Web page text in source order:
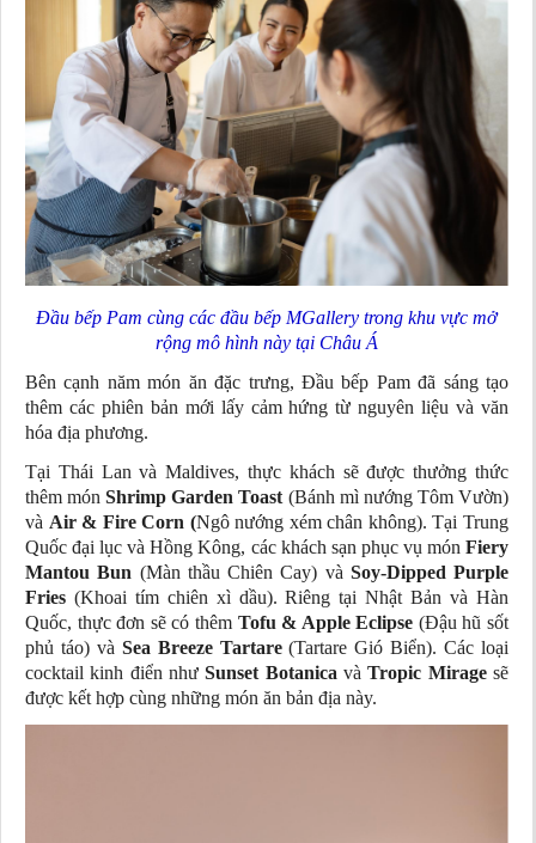
Đầu bếp Pam cùng các đầu bếp MGallery trong khu vực mở
rộng mô hình này tại Châu Á
Bên cạnh năm món ăn đặc trưng, Đầu bếp Pam đã sáng tạo
thêm các phiên bản mới lấy cảm hứng từ nguyên liệu và văn
hóa địa phương.
Tại Thái Lan và Maldives, thực khách sẽ được thưởng thức
thêm mónShrimp Garden Toast (Bánh mì nướng Tôm Vườn)
và Air & Fire Corn (Ngô nướng xém chân không). Tại Trung
Quốc đại lục và Hồng Kông, các khách sạn phục vụ món Fiery
Mantou Bun (Màn thầu Chiên Cay) và Soy-Dipped Purple
Fries (Khoai tím chiên xì dầu). Riêng tại Nhật Bản và Hàn
Quốc, thực đơn sẽ có thêm Tofu & Apple Eclipse (Đậu hũ sốt
phủ táo) và Sea Breeze Tartare(Tartare Gió Biển). Các loại
cocktail kinh điển nhưSunset Botanica vàTropic Miragesẽ
được kết hợp cùng những món ăn bản địa này.